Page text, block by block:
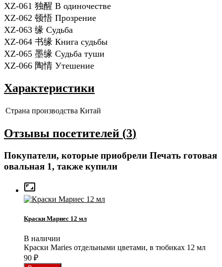
XZ-061 独醒 В одиночестве
XZ-062 顿悟 Прозрение
XZ-063 缘 Судьба
XZ-064 书缘 Книга судьбы
XZ-065 墨缘 Судьба туши
XZ-066 陶情 Утешение
Характеристики
Страна производства Китай
Отзывы посетителей (3)
Покупатели, которые приобрели Печать готовая
овальная 1, также купили

Краски Мариес 12 мл
В наличии
Краски Maries отдельными цветами, в тюбиках 12 мл
90 ₽